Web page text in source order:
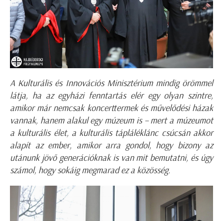
A Kulturális és Innovációs Minisztérium mindig örömmel
látja, ha az egyházi fenntartás elér egy olyan szintre,
amikor már nemcsak koncerttermek és művelődési házak
vannak, hanem alakul egy múzeum is – mert a múzeumot
a kulturális élet, a kulturális tápláléklánc csúcsán akkor
alapít az ember, amikor arra gondol, hogy bizony az
utánunk jövő generációknak is van mit bemutatni, és úgy
számol, hogy sokáig megmarad ez a közösség.